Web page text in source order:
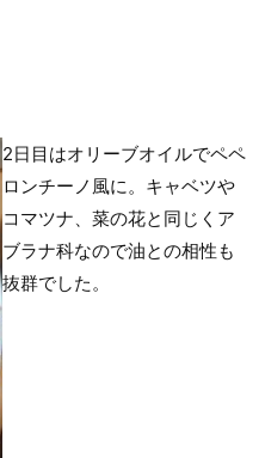
2日目はオリーブオイルでペペ
ロンチーノ風に。キャベツや
コマツナ、菜の花と同じくア
ブラナ科なので油との相性も
抜群でした。